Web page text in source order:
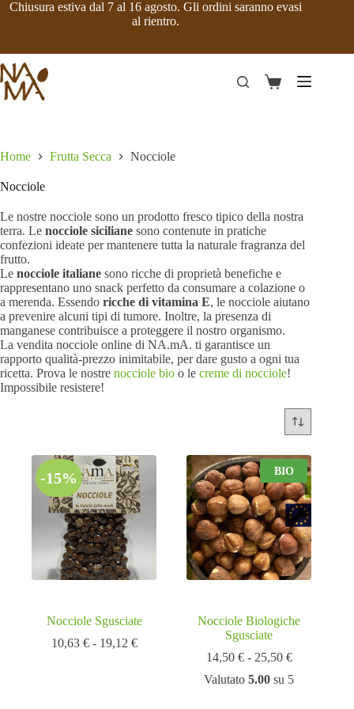
Salta
Chiusura estiva dal 7 al 16 agosto. Gli ordini saranno evasi
al rientro.
Carrello
Home Frutta Secca Nocciole
Nocciole
Le nostre nocciole sono un prodotto fresco tipico della nostra
terra. Le nocciole siciliane sono contenute in pratiche
confezioni ideate per mantenere tutta la naturale fragranza del
frutto.
Le nocciole italiane sono ricche di proprietà benefiche e
rappresentano uno snack perfetto da consumare a colazione o
a merenda. Essendo ricche di vitamina E, le nocciole aiutano
a prevenire alcuni tipi di tumore. Inoltre, la presenza di
manganese contribuisce a proteggere il nostro organismo.
La vendita nocciole online di NA.mA. ti garantisce un
rapporto qualità-prezzo inimitabile, per dare gusto a ogni tua
ricetta. Prova le nostre nocciole bio o le creme di nocciole!
Impossibile resistere!
-15%
Nocciole Sgusciate
10,63 € - 19,12 €Fascia
BIO
Nocciole Biologiche
Sgusciate
14,50 € - 25,50 €Fascia
prezzo:
Valutato5.00 su 5